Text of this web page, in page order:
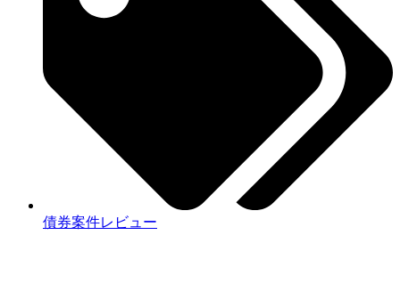
債券案件レビュー